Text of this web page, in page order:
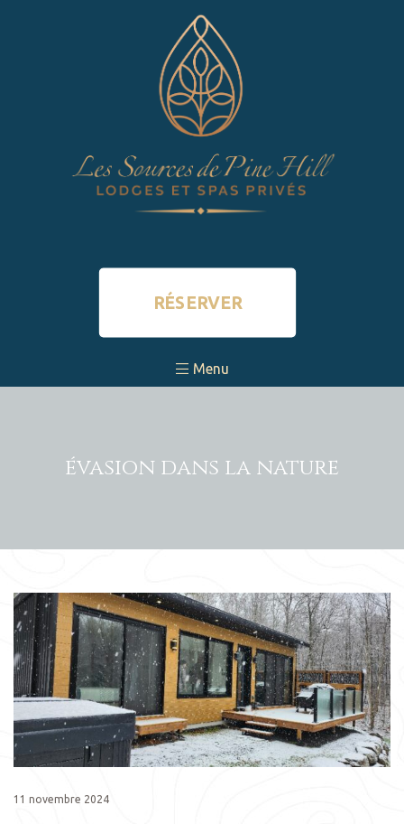
RÉSERVER
Menu
évasion dans la nature
11 novembre 2024